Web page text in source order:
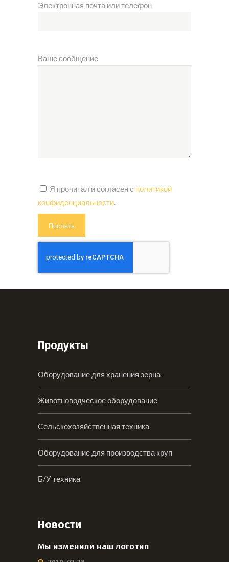
Электронная почта или телефон
Ваше сообщение
Я прочитал и согласен с политикой
конфиденциальности.
Продукты
Оборудование для хранения зерна
Животноводческое оборудование
Сельскохозяйственная техника
Оборудование для производства круп
Б/У техника
Новости
Мы изменили наш логотип